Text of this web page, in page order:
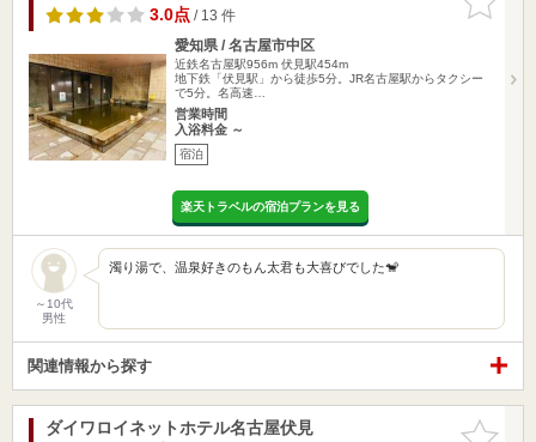
りに追加
3.0点/ 13 件
愛知県 / 名古屋市中区
近鉄名古屋駅956m 伏見駅454m
地下鉄「伏見駅」から徒歩5分。JR名古屋駅からタクシー
で5分。名高速…
営業時間
入浴料金 ～
宿泊
楽天トラベルの宿泊プランを見る
～10代
男性
濁り湯で、温泉好きのもん太君も大喜びでした🐒
関連情報から探す
お気に入
ダイワロイネットホテル名古屋伏見